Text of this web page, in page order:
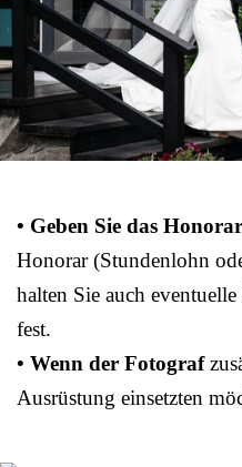
• Geben Sie das
Honorar (Stundenlohn
halten Sie auch
fest.
• Wenn der Fotograf
Ausrüstung einsetzten